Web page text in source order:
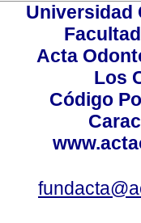
Universidad
Acta
Los
Código